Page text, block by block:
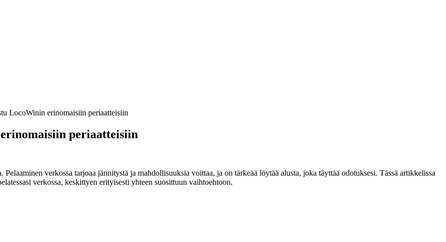
LocoWinin erinomaisiin periaatteisiin
periaatteisiin
verkossa tarjoaa jännitystä ja mahdollisuuksia voittaa, ja on tärkeää löytää alusta, joka täyttää odotuksesi. Tässä artikkelissa
verkossa, keskittyen erityisesti yhteen suosittuun vaihtoehtoon.